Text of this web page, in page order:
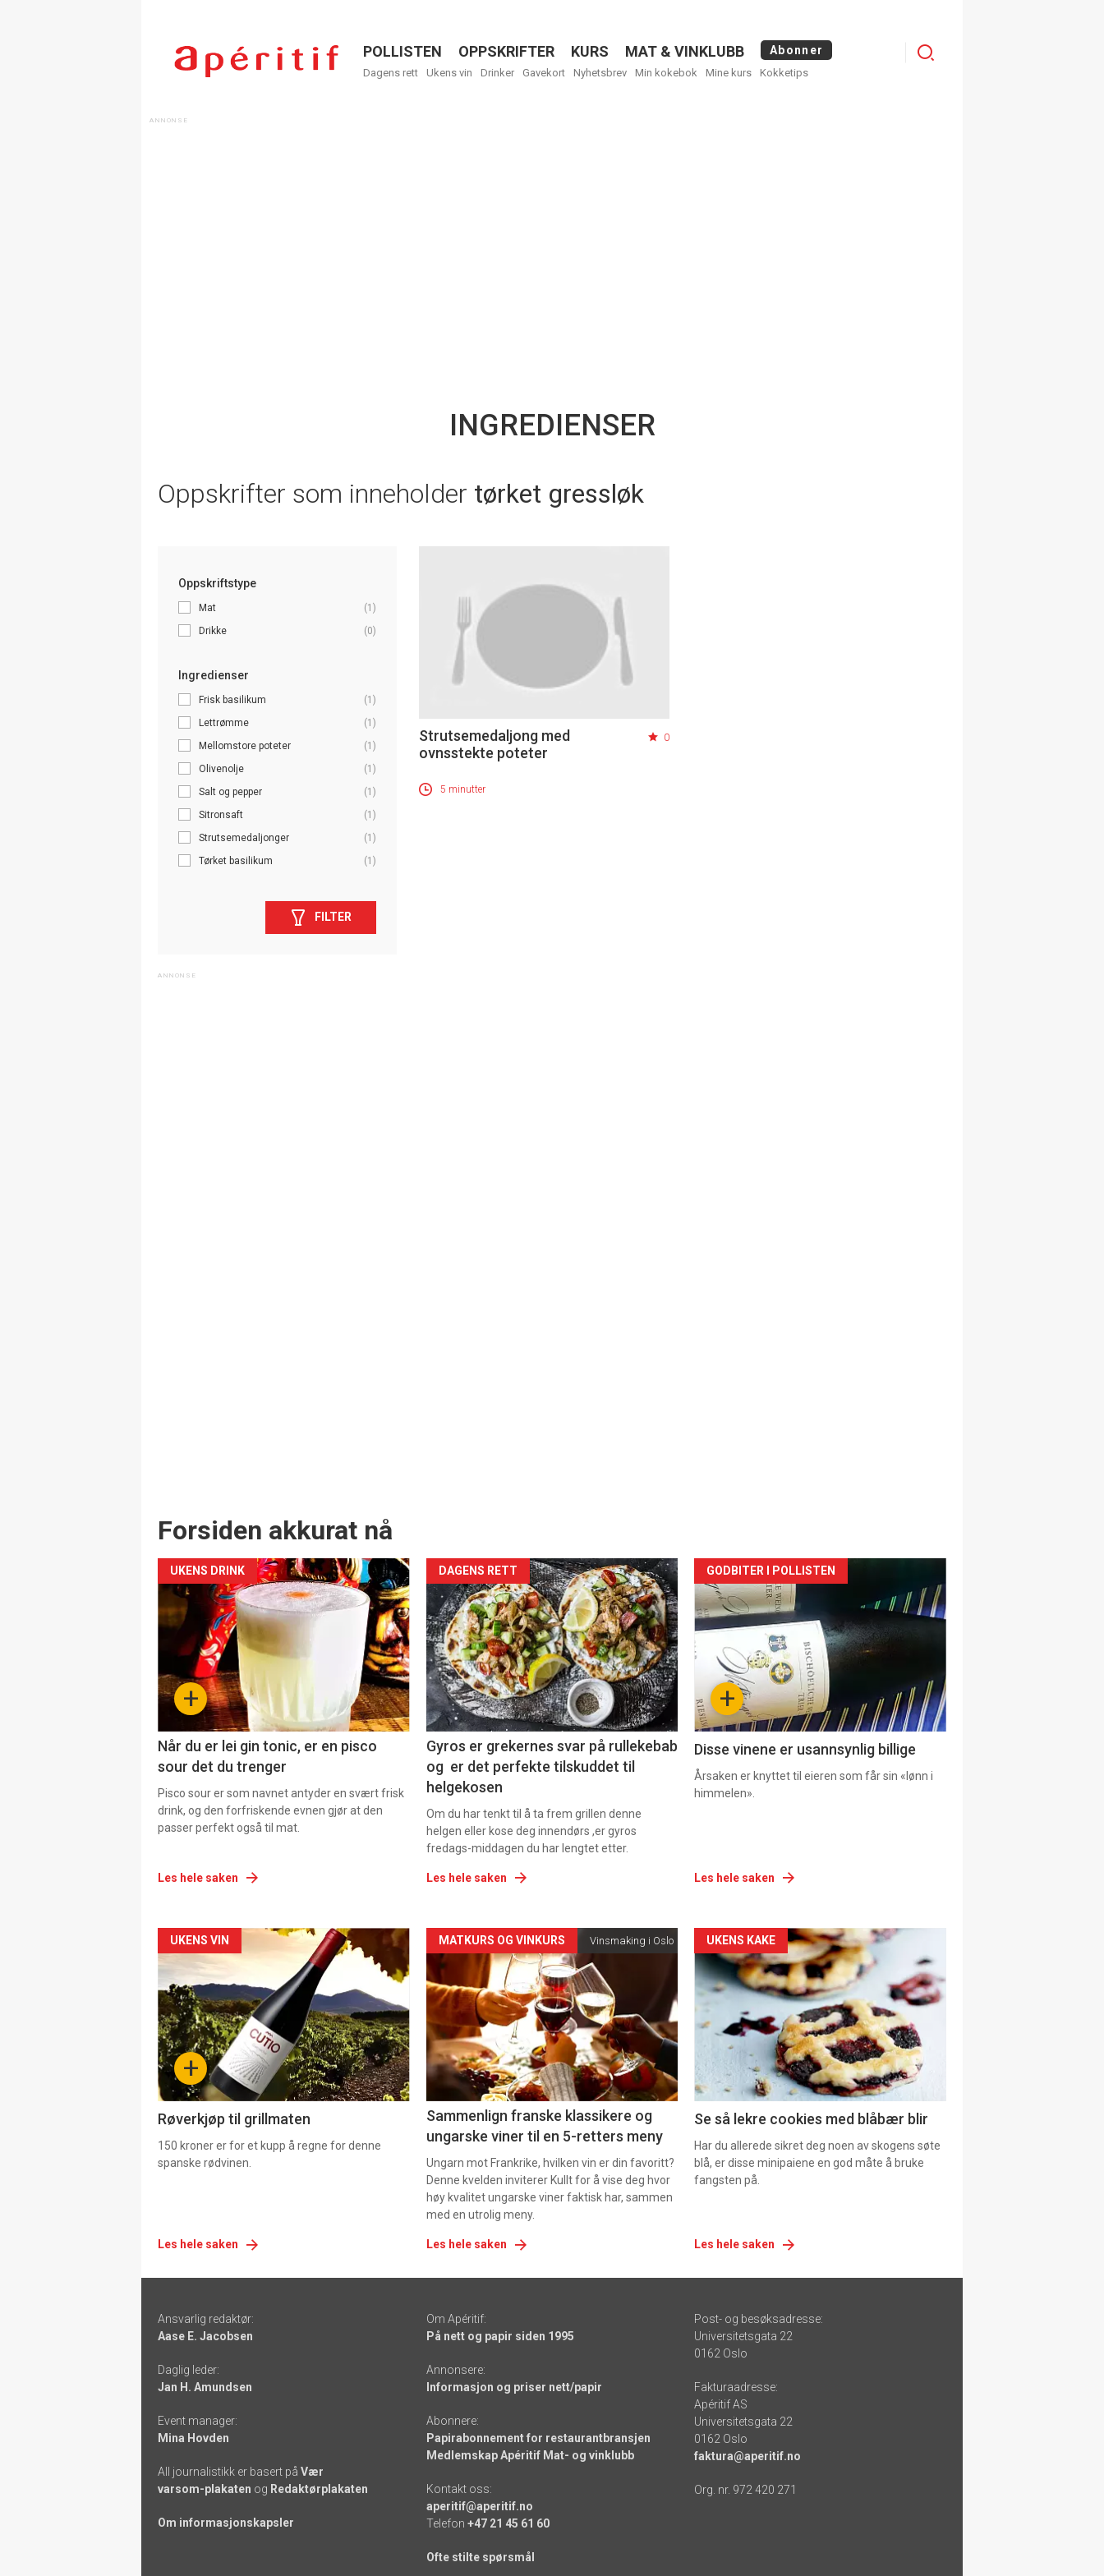
Menu
POLLISTEN OPPSKRIFTER KURS MAT & VINKLUBB Abonner
Dagens rett Ukens vin Drinker Gavekort Nyhetsbrev Min kokebok Mine kurs Kokketips
Logg
INGREDIENSER
Oppskrifter som inneholder tørket gressløk
Oppskriftstype
Mat
(1)
Drikke
(0)
Ingredienser
Frisk basilikum
(1)
Lettrømme
(1)
Mellomstore poteter
(1)
Olivenolje
(1)
Salt og pepper
(1)
Sitronsaft
(1)
Strutsemedaljonger
(1)
Tørket basilikum
(1)
FILTER
Strutsemedaljong med
ovnsstekte poteter
0
5 minutter
Forsiden akkurat nå
+
UKENS DRINK
Når du er lei gin tonic, er en pisco
sour det du trenger
Pisco sour er som navnet antyder en svært frisk
drink, og den forfriskende evnen gjør at den
passer perfekt også til mat.
Les hele saken
Forsiden
akkurat
nå
-
2
DAGENS RETT
Gyros er grekernes svar på rullekebab
og er det perfekte tilskuddet til
helgekosen
Om du har tenkt til å ta frem grillen denne
helgen eller kose deg innendørs ,er gyros
fredags-middagen du har lengtet etter.
Les hele saken
Forsiden
akkurat
nå
3 +
GODBITER I POLLISTEN
Disse vinene er usannsynlig billige
Årsaken er knyttet til eieren som får sin «lønn i
himmelen».
Les hele saken
Forsiden
akkurat
nå
-
4 +
UKENS VIN
Røverkjøp til grillmaten
150 kroner er for et kupp å regne for denne
spanske rødvinen.
Les hele saken
Forsiden
akkurat
nå
-
5
MATKURS OG VINKURS Vinsmaking i Oslo
Sammenlign franske klassikere og
ungarske viner til en 5-retters meny
Ungarn mot Frankrike, hvilken vin er din favoritt?
Denne kvelden inviterer Kullt for å vise deg hvor
høy kvalitet ungarske viner faktisk har, sammen
med en utrolig meny.
Les hele saken
Forsiden
akkurat
nå
6
UKENS KAKE
Se så lekre cookies med blåbær blir
Har du allerede sikret deg noen av skogens søte
blå, er disse minipaiene en god måte å bruke
fangsten på.
Les hele saken
-
links
Ansvarlig redaktør:
Aase E. Jacobsen
Daglig leder:
Jan H. Amundsen
Event manager:
Mina Hovden
All journalistikk er basert på Vær
varsom-plakaten og Redaktørplakaten
Om informasjonskapsler
Om Apéritif:
På nett og papir siden 1995
Annonsere:
Informasjon og priser nett/papir
Abonnere:
Papirabonnement for restaurantbransjen
Medlemskap Apéritif Mat- og vinklubb
Kontakt oss:
aperitif@aperitif.no
Telefon +47 21 45 61 60
Ofte stilte spørsmål
Post- og besøksadresse:
Universitetsgata 22
0162 Oslo
Fakturaadresse:
Apéritif AS
Universitetsgata 22
0162 Oslo
faktura@aperitif.no
Org. nr. 972 420 271